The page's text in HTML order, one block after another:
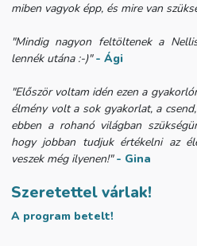
miben vagyok épp, és mire van
"Mindig nagyon feltöltenek a
lennék utána :-)" - Ági
"Először voltam idén ezen a
élmény volt a sok gyakorlat, a
ebben a rohanó világban
hogy jobban tudjuk értékelni az
veszek még ilyenen!" - Gina
Szeretettel várlak!
A program betelt!